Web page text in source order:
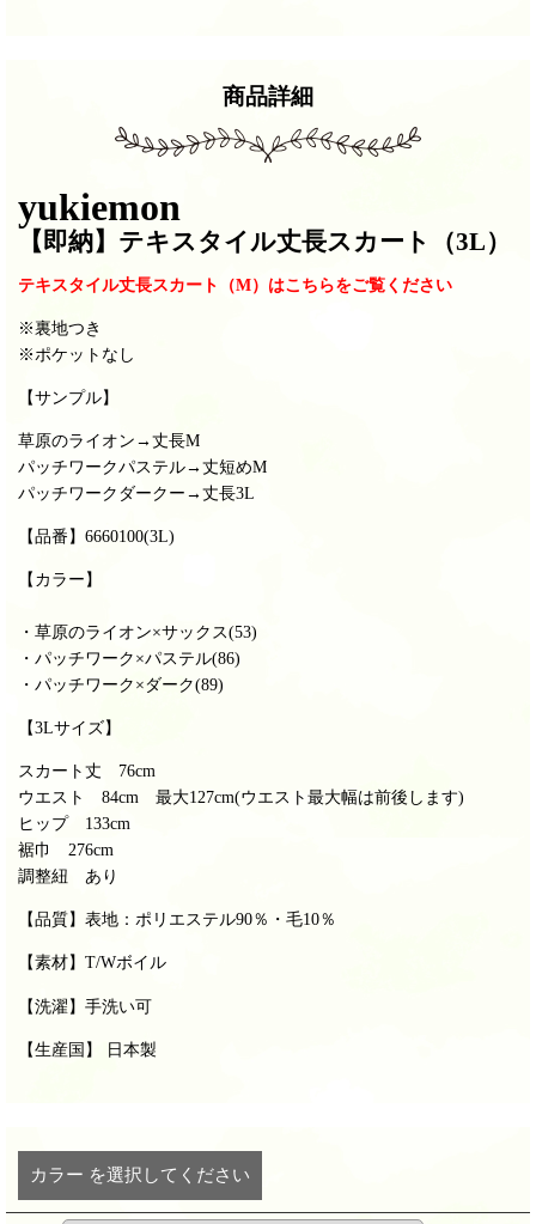
商品詳細
yukiemon
【即納】テキスタイル丈長スカート（3L）
テキスタイル丈長スカート（M）はこちらをご覧ください
※裏地つき
※ポケットなし
【サンプル】
草原のライオン→丈長M
パッチワークパステル→丈短めM
パッチワークダークー→丈長3L
【品番】6660100(3L)
【カラー】
・草原のライオン×サックス(53)
・パッチワーク×パステル(86)
・パッチワーク×ダーク(89)
【3Lサイズ】
スカート丈 76cm
ウエスト 84cm 最大127cm(ウエスト最大幅は前後します)
ヒップ 133cm
裾巾 276cm
調整紐 あり
【品質】表地：ポリエステル90％・毛10％
【素材】T/Wボイル
【洗濯】手洗い可
【生産国】 日本製
カラー を選択してください